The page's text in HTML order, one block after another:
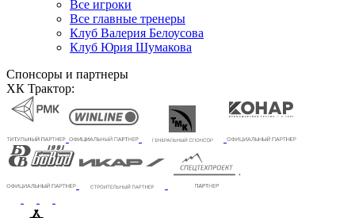
Все игроки
Все главные тренеры
Клуб Валерия Белоусова
Клуб Юрия Шумакова
Спонсоры и партнеры
ХК Трактор: